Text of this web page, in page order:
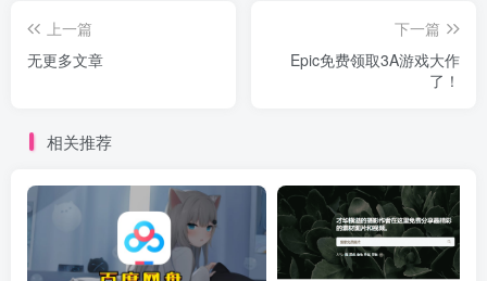
上一篇
无更多文章
下一篇
Epic免费领取3A游戏大作
了！
相关推荐